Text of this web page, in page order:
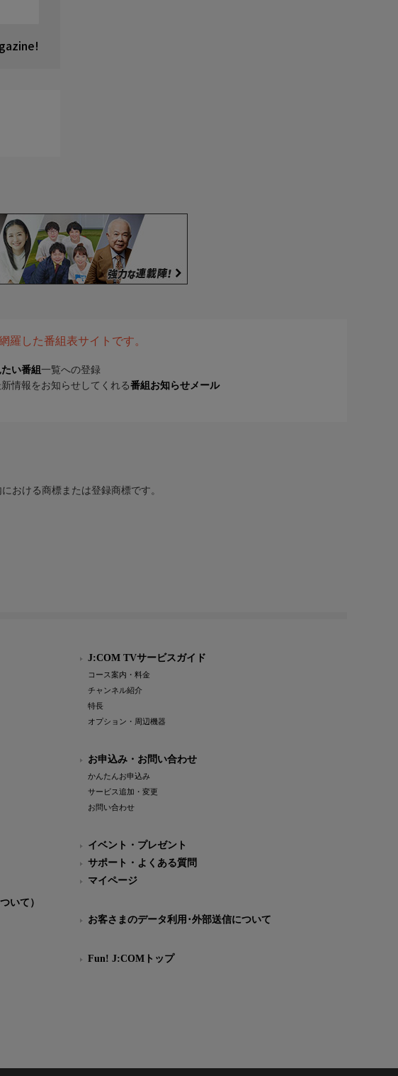
羅した番組表サイトです。
たい番組 一覧への登録
情報をお知らせしてくれる番組お知らせメール
おける商標または登録商標です。
いて）
J:COM TVサービスガイド
コース案内・料金
チャンネル紹介
特長
オプション・周辺機器
お申込み・お問い合わせ
かんたんお申込み
サービス追加・変更
お問い合わせ
イベント・プレゼント
サポート・よくある質問
マイページ
お客さまのデータ利用･外部送信について
Fun! J:COMトップ